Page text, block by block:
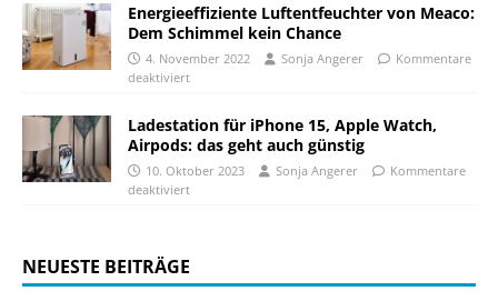
Energieeffiziente Luftentfeuchter von Meaco:
Dem Schimmel kein Chance
4. November 2022 Sonja Angerer
Kommentare
deaktiviert
Ladestation für iPhone 15, Apple Watch,
Airpods: das geht auch günstig
10. Oktober 2023 Sonja Angerer
Kommentare
deaktiviert
NEUESTE BEITRÄGE